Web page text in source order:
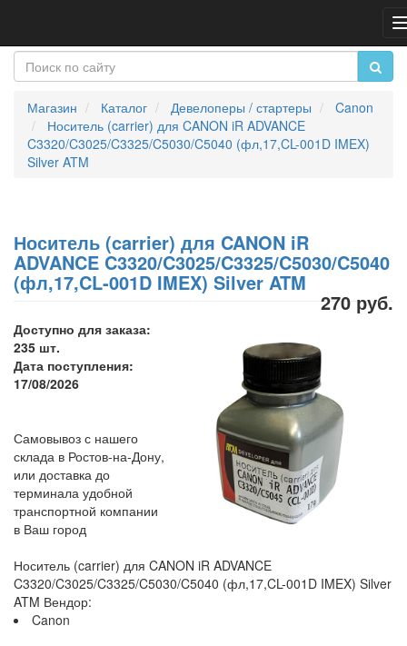
Магазин Каталог Девелоперы / стартеры
Canon
Носитель (carrier) для CANON iR ADVANCE
C3320/C3025/C3325/C5030/C5040 (фл,17,CL-001D IMEX)
Silver ATM
Носитель (carrier) для CANON iR
ADVANCE C3320/C3025/C3325/C5030/C5040
(фл,17,CL-001D IMEX) Silver ATM
270 руб.
Доступно для заказа:
235 шт.
Дата поступления:
17/08/2026
Самовывоз с нашего
склада в Ростов-на-Дону,
или доставка до
терминала удобной
транспортной компании
в Ваш город
Носитель (carrier) для CANON iR ADVANCE
C3320/C3025/C3325/C5030/C5040 (фл,17,CL-001D IMEX) Silver
ATM Вендор:
Canon